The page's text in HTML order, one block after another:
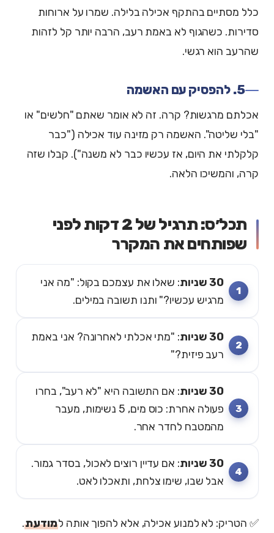
כלל מסתיים בהתקף אכילה בלילה. שמרו על ארוחות
סדירות. כשהגוף לא באמת רעב, הרבה יותר קל לזהות
שהרעב הוא רגשי.
5. להפסיק עם האשמה
אכלתם מרגשות? קרה. זה לא אומר שאתם "חלשים" או
"בלי שליטה". האשמה רק מזינה עוד אכילה ("כבר
קלקלתי את היום, אז עכשיו כבר לא משנה"). קבלו שזה
קרה, והמשיכו הלאה.
תכל׳ס: תרגיל של 2 דקות לפני
שפותחים את המקרר
30 שניות
: שאלו את עצמכם בקול: "מה אני
מרגיש עכשיו?" ותנו תשובה במילים.
30 שניות
: "מתי אכלתי לאחרונה? אני באמת
רעב פיזית?"
30 שניות
: אם התשובה היא "לא רעב", בחרו
פעולה אחרת: כוס מים, 5 נשימות, מעבר
מהמטבח לחדר אחר.
30 שניות
: אם עדיין רוצים לאכול, בסדר גמור.
אבל שבו, שימו צלחת, ותאכלו לאט.
✅ הטריק: לא למנוע אכילה, אלא להפוך אותה למודעת.